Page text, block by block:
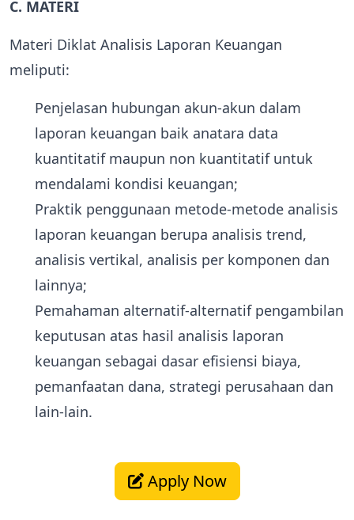
C. MATERI
Materi Diklat Analisis Laporan Keuangan
meliputi:
Penjelasan hubungan akun-akun dalam
laporan keuangan baik anatara data
kuantitatif maupun non kuantitatif untuk
mendalami kondisi keuangan;
Praktik penggunaan metode-metode analisis
laporan keuangan berupa analisis trend,
analisis vertikal, analisis per komponen dan
lainnya;
Pemahaman alternatif-alternatif pengambilan
keputusan atas hasil analisis laporan
keuangan sebagai dasar efisiensi biaya,
pemanfaatan dana, strategi perusahaan dan
lain-lain.
Apply Now